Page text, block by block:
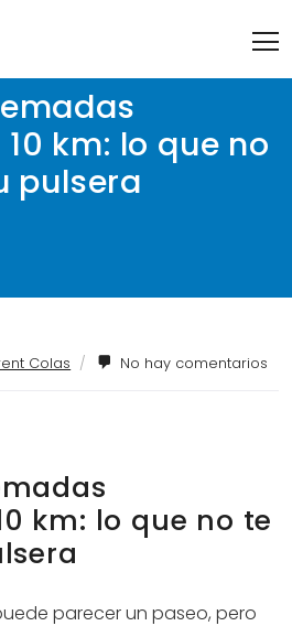
km: lo que no
pulsera
Colas / No hay comentarios
km: lo que no te
parecer un paseo, pero